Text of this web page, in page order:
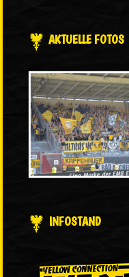
AKTUELLE FOTOS
INFOSTAND